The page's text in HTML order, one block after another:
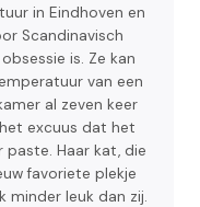
in Eindhoven en
Scandinavisch
is. Ze kan
van een
al zeven keer
excuus dat het
Haar kat, die
favoriete plekje
minder leuk dan zij.